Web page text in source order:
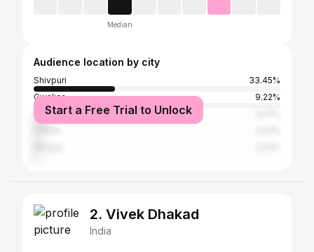
Median
Audience location by city
Shivpuri
33.45%
Gwalior
9.22%
Guna
Start a Free Trial to Unlock
2. Vivek Dhakad
India